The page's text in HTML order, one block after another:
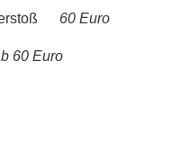
60 Euro
60 Euro